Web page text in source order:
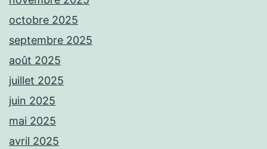
octobre 2025
septembre 2025
août 2025
juillet 2025
juin 2025
mai 2025
avril 2025